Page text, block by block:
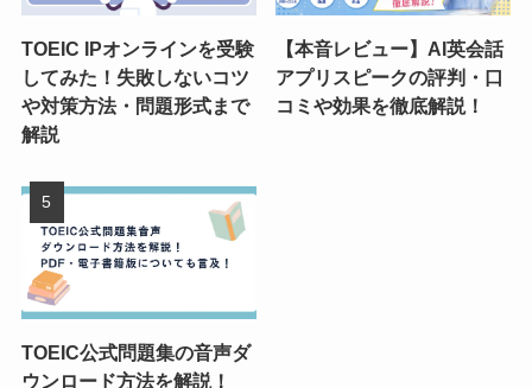
TOEIC IPオンラインを受験
してみた！失敗しないコツ
や対策方法・問題形式まで
解説
【本音レビュー】AI英会話
アプリスピークの評判・口
コミや効果を徹底解説！
TOEIC公式問題集の音声ダ
ウンロード方法を解説！